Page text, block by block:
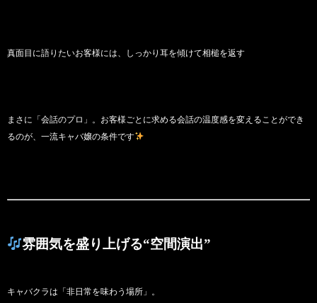
真面目に語りたいお客様には、しっかり耳を傾けて相槌を返す
まさに「会話のプロ」。お客様ごとに求める会話の温度感を変えることができ
るのが、一流キャバ嬢の条件です
雰囲気を盛り上げる“空間演出”
キャバクラは「非日常を味わう場所」。